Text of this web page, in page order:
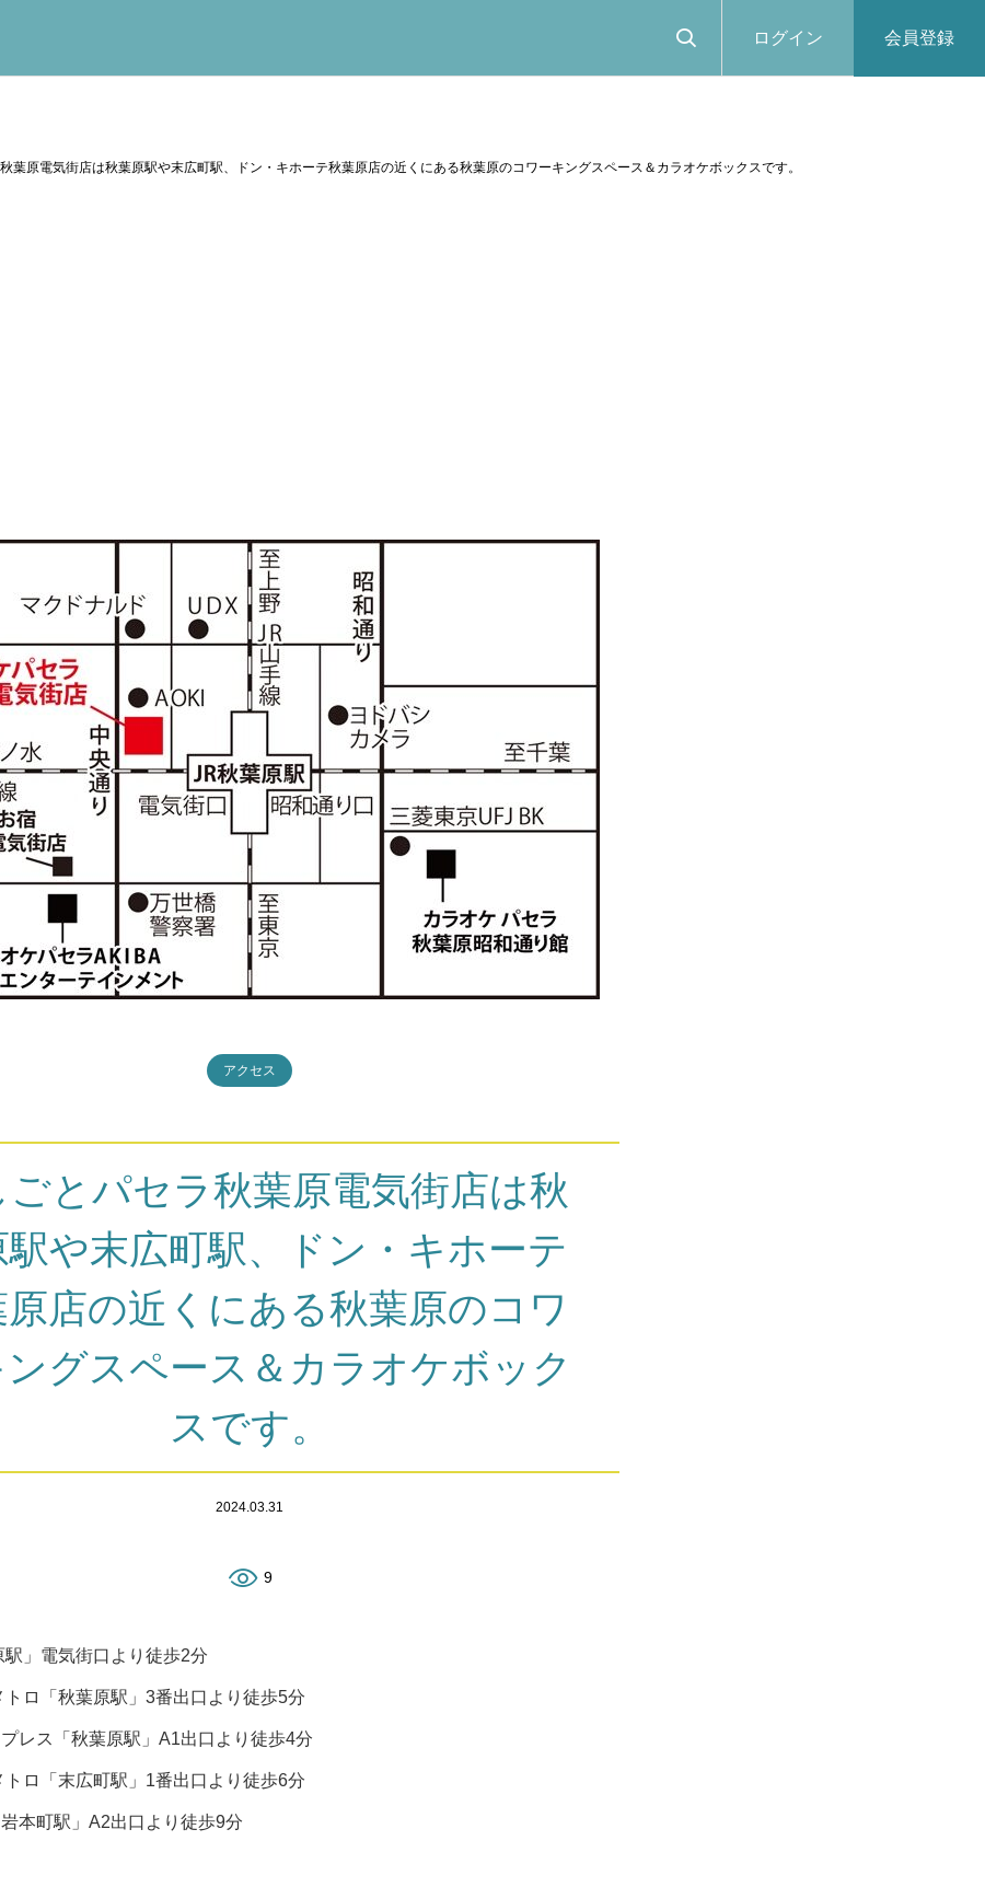
ログイン 会員登録
葉原電気街店は秋葉原駅や末広町駅、ドン・キホーテ秋葉原店の近くにある秋葉原のコワーキングスペース＆カラオケボックスです。
アクセス
とパセラ秋葉原電気街店は秋
や末広町駅、ドン・キホーテ
店の近くにある秋葉原のコワ
グスペース＆カラオケボック
スです。
2024.03.31
9
」電気街口より徒歩2分
トロ「秋葉原駅」3番出口より徒歩5分
レス「秋葉原駅」A1出口より徒歩4分
トロ「末広町駅」1番出口より徒歩6分
本町駅」A2出口より徒歩9分